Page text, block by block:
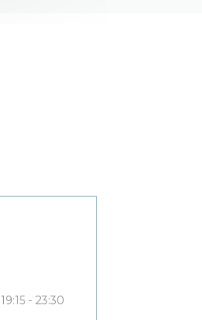
19:15 - 23:30